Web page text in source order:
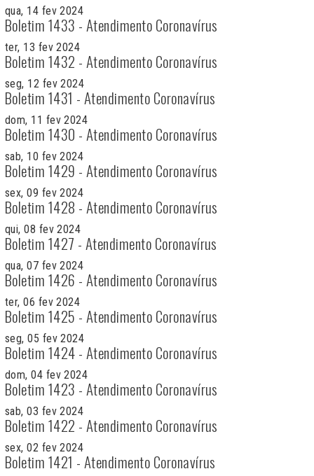
qua, 14 fev 2024
Boletim 1433 - Atendimento Coronavírus
ter, 13 fev 2024
Boletim 1432 - Atendimento Coronavírus
seg, 12 fev 2024
Boletim 1431 - Atendimento Coronavírus
dom, 11 fev 2024
Boletim 1430 - Atendimento Coronavírus
sab, 10 fev 2024
Boletim 1429 - Atendimento Coronavírus
sex, 09 fev 2024
Boletim 1428 - Atendimento Coronavírus
qui, 08 fev 2024
Boletim 1427 - Atendimento Coronavírus
qua, 07 fev 2024
Boletim 1426 - Atendimento Coronavírus
ter, 06 fev 2024
Boletim 1425 - Atendimento Coronavírus
seg, 05 fev 2024
Boletim 1424 - Atendimento Coronavírus
dom, 04 fev 2024
Boletim 1423 - Atendimento Coronavírus
sab, 03 fev 2024
Boletim 1422 - Atendimento Coronavírus
sex, 02 fev 2024
Boletim 1421 - Atendimento Coronavírus